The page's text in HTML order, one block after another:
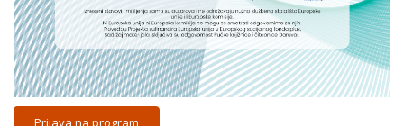
Prijava na program